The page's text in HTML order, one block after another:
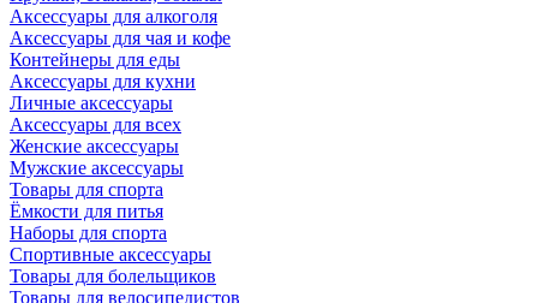
Аксессуары для алкоголя
Аксессуары для чая и кофе
Контейнеры для еды
Аксессуары для кухни
Личные аксессуары
Аксессуары для всех
Женские аксессуары
Мужские аксессуары
Товары для спорта
Ёмкости для питья
Наборы для спорта
Спортивные аксессуары
Товары для болельщиков
Товары для велосипедистов